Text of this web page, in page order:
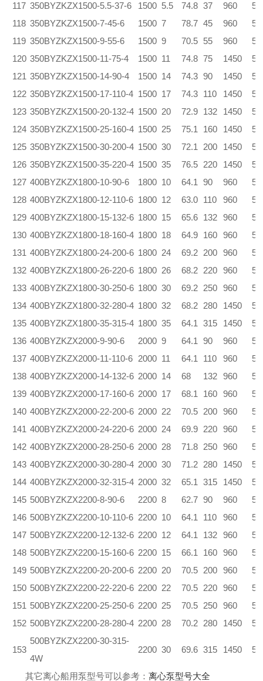
117 350BYZKZX1500-5.5-37-6 1500 5.5 74.8 37 960
5.0
118 350BYZKZX1500-7-45-6 1500 7 78.7 45 960
5.0
119 350BYZKZX1500-9-55-6 1500 9 70.5 55 960
5.0
120 350BYZKZX1500-11-75-4 1500 11 74.8 75 1450
5.0
121 350BYZKZX1500-14-90-4 1500 14 74.3 90 1450
5.0
122 350BYZKZX1500-17-110-4 1500 17 74.3 110 1450
5.0
123 350BYZKZX1500-20-132-4 1500 20 72.9 132 1450
5.0
124 350BYZKZX1500-25-160-4 1500 25 75.1 160 1450
5.0
125 350BYZKZX1500-30-200-4 1500 30 72.1 200 1450
5.0
126 350BYZKZX1500-35-220-4 1500 35 76.5 220 1450
5.0
127 400BYZKZX1800-10-90-6 1800 10 64.1 90 960
5.0
128 400BYZKZX1800-12-110-6 1800 12 63.0 110 960
5.0
129 400BYZKZX1800-15-132-6 1800 15 65.6 132 960
5.0
130 400BYZKZX1800-18-160-4 1800 18 64.9 160 960
5.0
131 400BYZKZX1800-24-200-6 1800 24 69.2 200 960
5.0
132 400BYZKZX1800-26-220-6 1800 26 68.2 220 960
5.0
133 400BYZKZX1800-30-250-6 1800 30 69.2 250 960
5.0
134 400BYZKZX1800-32-280-4 1800 32 68.2 280 1450
5.0
135 400BYZKZX1800-35-315-4 1800 35 64.1 315 1450
5.0
136 400BYZKZX2000-9-90-6 2000 9 64.1 90 960
5.0
137 400BYZKZX2000-11-110-6 2000 11 64.1 110 960
5.0
138 400BYZKZX2000-14-132-6 2000 14 68 132 960
5.0
139 400BYZKZX2000-17-160-6 2000 17 68.1 160 960
5.0
140 400BYZKZX2000-22-200-6 2000 22 70.5 200 960
5.0
141 400BYZKZX2000-24-220-6 2000 24 69.9 220 960
5.0
142 400BYZKZX2000-28-250-6 2000 28 71.8 250 960
5.0
143 400BYZKZX2000-30-280-4 2000 30 71.2 280 1450
5.0
144 400BYZKZX2000-32-315-4 2000 32 65.1 315 1450
5.0
145 500BYZKZX2200-8-90-6 2200 8 62.7 90 960
5.0
146 500BYZKZX2200-10-110-6 2200 10 64.1 110 960
5.0
147 500BYZKZX2200-12-132-6 2200 12 64.1 132 960
5.0
148 500BYZKZX2200-15-160-6 2200 15 66.1 160 960
5.0
149 500BYZKZX2200-20-200-6 2200 20 70.5 200 960
5.0
150 500BYZKZX2200-22-220-6 2200 22 70.5 220 960
5.0
151 500BYZKZX2200-25-250-6 2200 25 70.5 250 960
5.0
152 500BYZKZX2200-28-280-4 2200 28 70.2 280 1450 5.0
153
500BYZKZX2200-30-315-
4W
2200 30 69.6 315 1450 5.0
其它离心船用泵型号可以参考：离心泵型号大全